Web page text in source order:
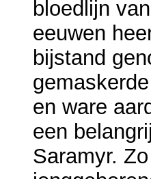
bloedlijn
eeuwen
bijstand
en ware
een
Saramyr.